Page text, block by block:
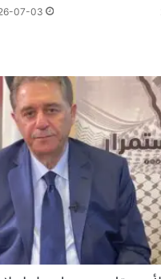
07-03